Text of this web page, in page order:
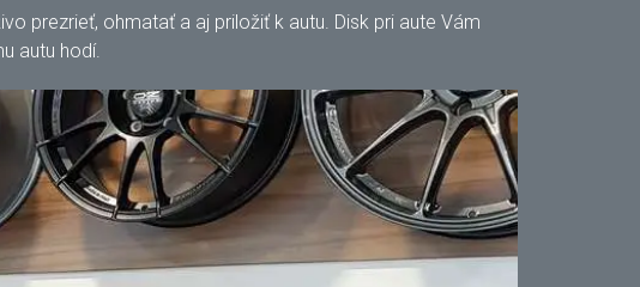
prezrieť, ohmatať a aj priložiť k autu. Disk pri aute Vám
autu hodí.